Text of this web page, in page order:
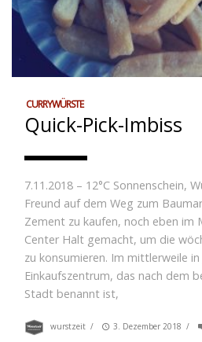
CURRYWÜRSTE
Quick-Pick-Imbiss
7.11.2018 – 12°C Sonnenschein,
Freund auf dem Weg zum
Zement zu kaufen, noch eben im
Center Halt gemacht, um die
zu konsumieren. Im mittlerweile
Einkaufszentrum, das nach dem
Stadt benannt ist,
wurstzeit / 3. Dezember 2018 /